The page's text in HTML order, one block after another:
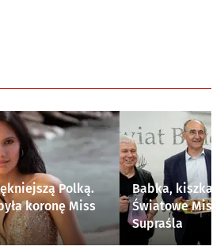
Polką.
koronę Miss
Babka, kiszka i
Światowe
Supraśla